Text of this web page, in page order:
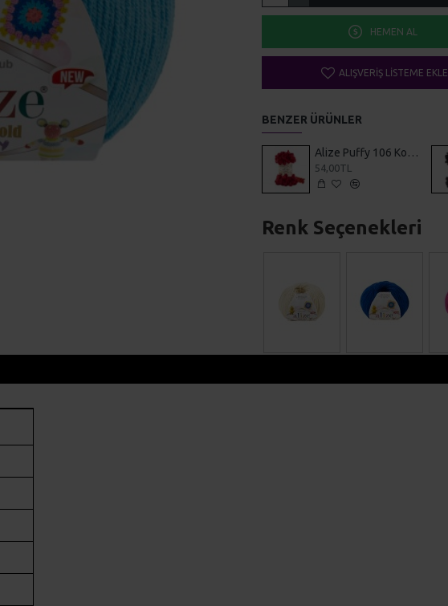
HEMEN AL
ALIŞVERIŞ LISTEME EKLE
BENZER ÜRÜNLER
Alize Puffy 106 Koyu Kırmızı
54,00TL
Renk Seçenekleri